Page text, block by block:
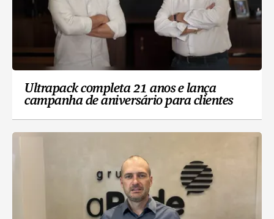
Ultrapack completa 21 anos e lança
campanha de aniversário para clientes